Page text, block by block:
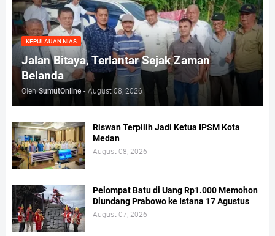
KEPULAUAN NIAS
Jalan Bitaya, Terlantar Sejak Zaman
Belanda
Oleh SumutOnline - August 08, 2026
Riswan Terpilih Jadi Ketua IPSM Kota
Medan
August 08, 2026
Pelompat Batu di Uang Rp1.000 Memohon
Diundang Prabowo ke Istana 17 Agustus
August 07, 2026